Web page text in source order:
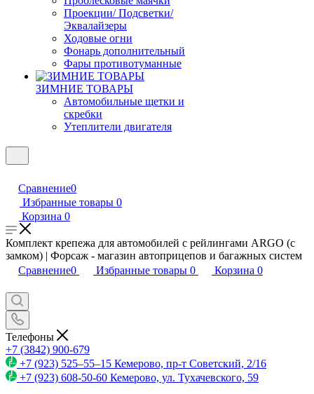
Проекции/ Подсветки/
Эквалайзеры
Ходовые огни
Фонарь дополнительный
Фары противотуманные
ЗИМНИЕ ТОВАРЫ
Автомобильные щетки и
скребки
Утеплители двигателя
Сравнение0
Избранные товары 0
Корзина 0
Комплект крепежа для автомобилей с рейлингами ARGO (с
замком) | Форсаж - магазин автоприцепов и багажных систем
Сравнение0 Избранные товары 0 Корзина 0
Телефоны
+7 (3842) 900-679
+7 (923) 525–55–15 Кемерово, пр-т Советский, 2/16
+7 (923) 608-50-60 Кемерово, ул. Тухачевского, 59